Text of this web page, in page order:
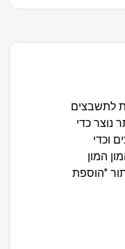
לתשבצים
נוצר כדי
וכדי
המון
"הוספת